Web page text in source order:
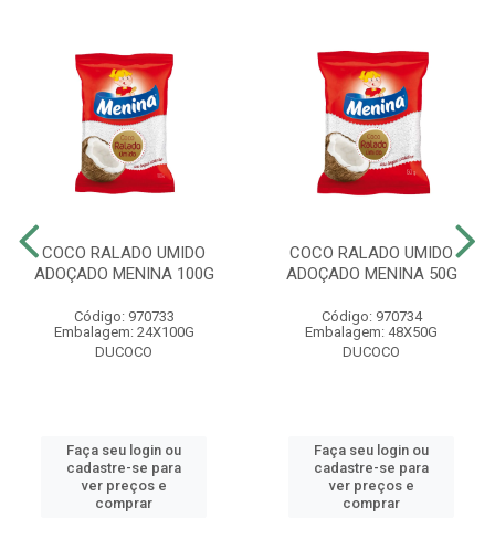
COCO RALADO UMIDO
ADOÇADO MENINA 100G
Código: 970733
Embalagem: 24X100G
DUCOCO
Faça seu login ou
cadastre-se para
ver preços e
comprar
COCO RALADO UMIDO
ADOÇADO MENINA 50G
Código: 970734
Embalagem: 48X50G
DUCOCO
Faça seu login ou
cadastre-se para
ver preços e
comprar